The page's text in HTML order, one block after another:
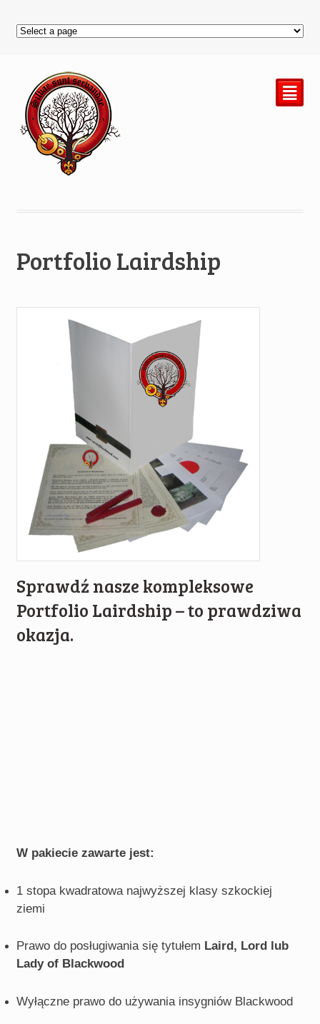
²
Portfolio Lairdship
Sprawdź nasze kompleksowe
Portfolio Lairdship – to prawdziwa
okazja.
W pakiecie zawarte jest:
1 stopa kwadratowa najwyższej klasy szkockiej
ziemi
Prawo do posługiwania się tytułem Laird, Lord lub
Lady of Blackwood
Wyłączne prawo do używania insygniów Blackwood